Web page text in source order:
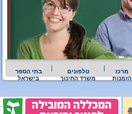
מרכז
הזמנות
טלפונים
משרד החינוך
בתי הספר
בישראל